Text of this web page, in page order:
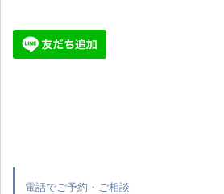
電話でご予約・ご相談